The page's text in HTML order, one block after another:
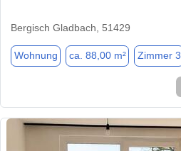
Bergisch Gladbach, 51429
Wohnung ca. 88,00 m² Zimmer 3